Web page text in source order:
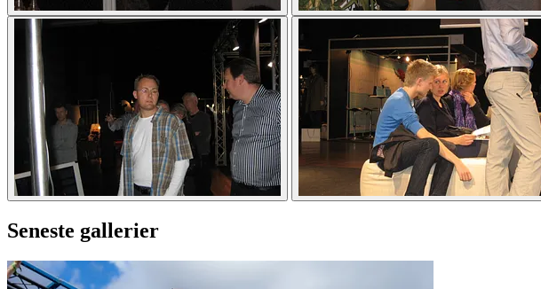
Seneste gallerier